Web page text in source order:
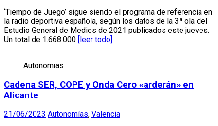
‘Tiempo de Juego’ sigue siendo el programa de referencia en
la radio deportiva española, según los datos de la 3ª ola del
Estudio General de Medios de 2021 publicados este jueves.
Un total de 1.668.000 [leer todo]
Autonomías
Cadena SER, COPE y Onda Cero «arderán» en
Alicante
21/06/2023 Autonomías, Valencia